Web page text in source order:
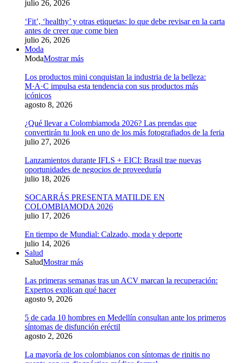
julio 26, 2026
‘Fit’, ‘healthy’ y otras etiquetas: lo que debe revisar en la carta
antes de creer que come bien
julio 26, 2026
Moda
ModaMostrar más
Los productos mini conquistan la industria de la belleza:
M·A·C impulsa esta tendencia con sus productos más
icónicos
agosto 8, 2026
¿Qué llevar a Colombiamoda 2026? Las prendas que
convertirán tu look en uno de los más fotografiados de la feria
julio 27, 2026
Lanzamientos durante IFLS + EICI: Brasil trae nuevas
oportunidades de negocios de proveeduría
julio 18, 2026
SOCARRÁS PRESENTA MATILDE EN
COLOMBIAMODA 2026
julio 17, 2026
En tiempo de Mundial: Calzado, moda y deporte
julio 14, 2026
Salud
SaludMostrar más
Las primeras semanas tras un ACV marcan la recuperación:
Expertos explican qué hacer
agosto 9, 2026
5 de cada 10 hombres en Medellín consultan ante los primeros
síntomas de disfunción eréctil
agosto 2, 2026
La mayoría de los colombianos con síntomas de rinitis no